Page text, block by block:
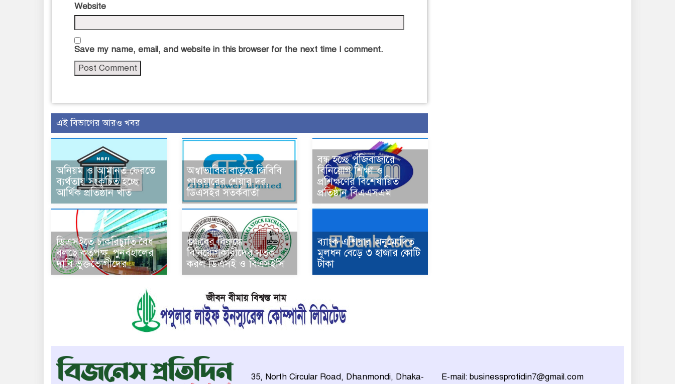
Website
Save my name, email, and website in this browser for the next time I comment.
এই বিভাগের আরও খবর
অনিয়ম ও আমানত ফেরতে
ব্যর্থতায় সংকুচিত হচ্ছে
আর্থিক প্রতিষ্ঠান খাত
অস্বাভাবিক বাড়ছে জিবিবি
পাওয়ারের শেয়ার দর,
ডিএসইর সতর্কবার্তা
বন্ধ হচ্ছে পুঁজিবাজারে
বিনিয়োগ শিক্ষা ও
প্রশিক্ষণের বিশেষায়িত
প্রতিষ্ঠান বিএএসএম
ডিএসইতে চাকরিচ্যুতি বৈধ
বলছে কর্তৃপক্ষ, পুনর্বহালের
দাবি ভুক্তভোগীদের
গুজবের বিরুদ্ধে
বিনিয়োগকারীদের সতর্ক
করল ডিএসই ও বিএসইসি
ব্যাংক এশিয়ার অনুমোদিত
মূলধন বেড়ে ৩ হাজার কোটি
টাকা
35, North Circular Road, Dhanmondi, Dhaka-
E-mail: businessprotidin7@gmail.com